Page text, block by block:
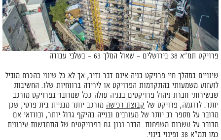
פרויקט תמ"א 38 בירושלים – שאול המלך 63 – בשלבי עבודה
שינויים במהלך חיי פרויקט בניה אינם דבר נדיר, אך לא כל שינוי בהכרח מוביל
לזעזוע משמעותי בהתקדמות הפרויקט או לירידה ברווחיות שלו. החשיבות
שבשירותי חברת ניהול פרויקטים בבניה עולה ככל שמדובר בפרויקט מורכב
יותר. לדוגמה, פרויקט של קבוצת רכישה מורכב יותר מבניית בית פרטי, שכן
מדובר על מספר רב יותר של מעורבים ובנייה בהיקף גדול יותר, ובוודאי אם
מדובר על עשרות משפחות. הדבר נכון גם בפרויקטים של התחדשות עירונית
כמו תמ"א 38 ופינוי בינוי.